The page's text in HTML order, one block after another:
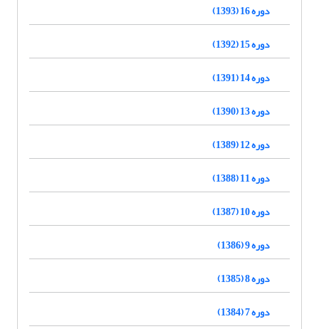
دوره 16 (1393)
دوره 15 (1392)
دوره 14 (1391)
دوره 13 (1390)
دوره 12 (1389)
دوره 11 (1388)
دوره 10 (1387)
دوره 9 (1386)
دوره 8 (1385)
دوره 7 (1384)